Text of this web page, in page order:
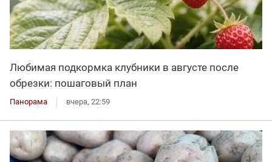
Любимая подкормка клубники в августе после
обрезки: пошаговый план
Панорама вчера, 22:59